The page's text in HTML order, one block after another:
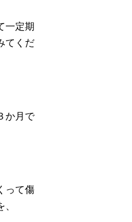
一定期
てくだ
か月で
って傷